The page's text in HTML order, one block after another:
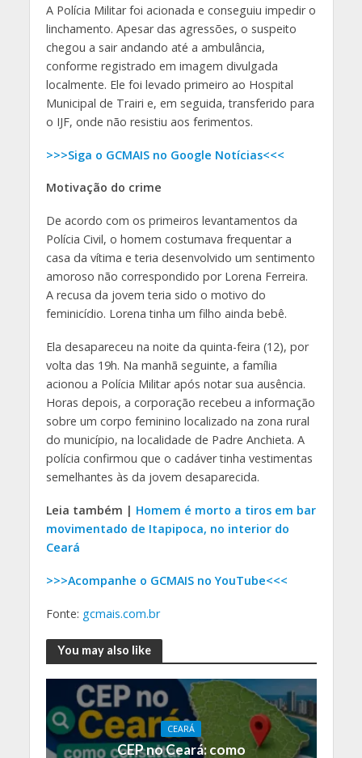
A Polícia Militar foi acionada e conseguiu impedir o
linchamento. Apesar das agressões, o suspeito
chegou a sair andando até a ambulância,
conforme registrado em imagem divulgada
localmente. Ele foi levado primeiro ao Hospital
Municipal de Trairi e, em seguida, transferido para
o IJF, onde não resistiu aos ferimentos.
>>>Siga o GCMAIS no Google Notícias<<<
Motivação do crime
De acordo com os primeiros levantamentos da
Polícia Civil, o homem costumava frequentar a
casa da vítima e teria desenvolvido um sentimento
amoroso não correspondido por Lorena Ferreira.
A recusa da jovem teria sido o motivo do
feminicídio. Lorena tinha um filho ainda bebê.
Ela desapareceu na noite da quinta-feira (12), por
volta das 19h. Na manhã seguinte, a família
acionou a Polícia Militar após notar sua ausência.
Horas depois, a corporação recebeu a informação
sobre um corpo feminino localizado na zona rural
do município, na localidade de Padre Anchieta. A
polícia confirmou que o cadáver tinha vestimentas
semelhantes às da jovem desaparecida.
Leia também | Homem é morto a tiros em bar
movimentado de Itapipoca, no interior do
Ceará
>>>Acompanhe o GCMAIS no YouTube<<<
Fonte: gcmais.com.br
You may also like
CEARÁ
CEP no Ceará: como